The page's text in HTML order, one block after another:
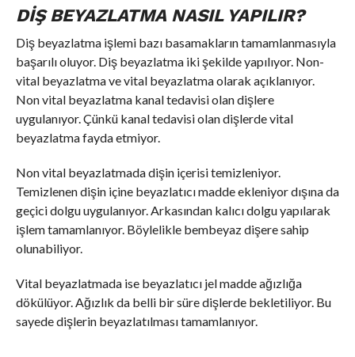
DIŞ BEYAZLATMA NASIL YAPILIR?
Diş beyazlatma işlemi bazı basamakların tamamlanmasıyla
başarılı oluyor. Diş beyazlatma iki şekilde yapılıyor. Non-
vital beyazlatma ve vital beyazlatma olarak açıklanıyor.
Non vital beyazlatma kanal tedavisi olan dişlere
uygulanıyor. Çünkü kanal tedavisi olan dişlerde vital
beyazlatma fayda etmiyor.
Non vital beyazlatmada dişin içerisi temizleniyor.
Temizlenen dişin içine beyazlatıcı madde ekleniyor dışına da
geçici dolgu uygulanıyor. Arkasından kalıcı dolgu yapılarak
işlem tamamlanıyor. Böylelikle bembeyaz dişere sahip
olunabiliyor.
Vital beyazlatmada ise beyazlatıcı jel madde ağızlığa
dökülüyor. Ağızlık da belli bir süre dişlerde bekletiliyor. Bu
sayede dişlerin beyazlatılması tamamlanıyor.